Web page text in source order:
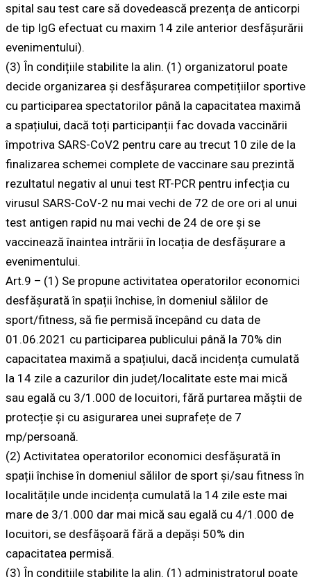
spital sau test care să dovedească prezența de anticorpi
de tip IgG efectuat cu maxim 14 zile anterior desfășurării
evenimentului).
(3) În condițiile stabilite la alin. (1) organizatorul poate
decide organizarea și desfășurarea competițiilor sportive
cu participarea spectatorilor până la capacitatea maximă
a spațiului, dacă toți participanții fac dovada vaccinării
împotriva SARS-CoV2 pentru care au trecut 10 zile de la
finalizarea schemei complete de vaccinare sau prezintă
rezultatul negativ al unui test RT-PCR pentru infecția cu
virusul SARS-CoV-2 nu mai vechi de 72 de ore ori al unui
test antigen rapid nu mai vechi de 24 de ore și se
vaccinează înaintea intrării în locația de desfășurare a
evenimentului.
Art.9 – (1) Se propune activitatea operatorilor economici
desfășurată în spații închise, în domeniul sălilor de
sport/fitness, să fie permisă începând cu data de
01.06.2021 cu participarea publicului până la 70% din
capacitatea maximă a spațiului, dacă incidența cumulată
la 14 zile a cazurilor din județ/localitate este mai mică
sau egală cu 3/1.000 de locuitori, fără purtarea măștii de
protecție și cu asigurarea unei suprafețe de 7
mp/persoană.
(2) Activitatea operatorilor economici desfășurată în
spații închise în domeniul sălilor de sport și/sau fitness în
localitățile unde incidența cumulată la 14 zile este mai
mare de 3/1.000 dar mai mică sau egală cu 4/1.000 de
locuitori, se desfășoară fără a depăși 50% din
capacitatea permisă.
(3) În condițiile stabilite la alin. (1) administratorul poate